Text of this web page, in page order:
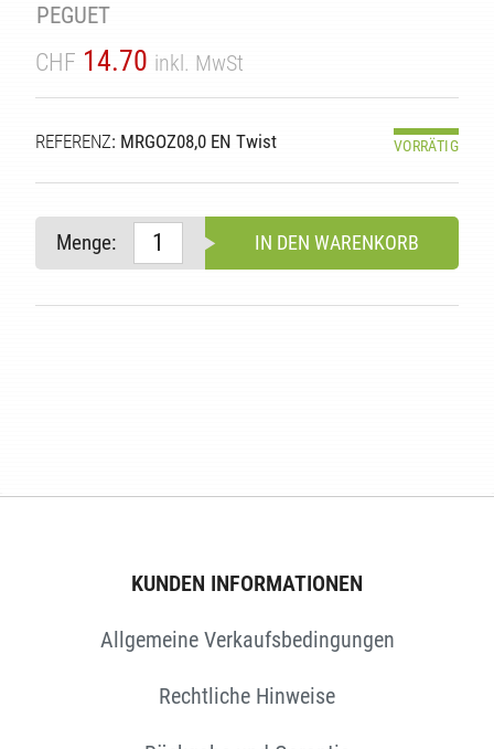
PEGUET
CHF 14.70 inkl. MwSt
REFERENZ: MRGOZ08,0 EN Twist VORRÄTIG
Menge: IN DEN WARENKORB
KUNDEN INFORMATIONEN
Allgemeine Verkaufsbedingungen
Rechtliche Hinweise